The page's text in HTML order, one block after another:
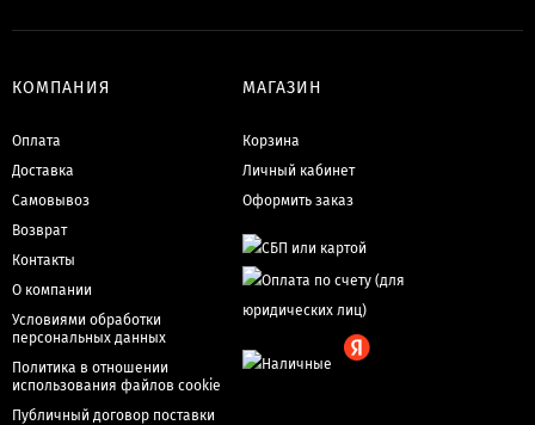
КОМПАНИЯ
Оплата
Доставка
Самовывоз
Возврат
Контакты
О компании
Условиями обработки
персональных данных
Политика в отношении
использования файлов cookie
Публичный договор поставки
МАГАЗИН
Корзина
Личный кабинет
Оформить заказ